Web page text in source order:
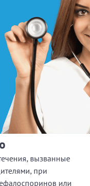
вызванные
при
или